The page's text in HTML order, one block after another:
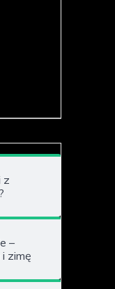
z
–
zimę